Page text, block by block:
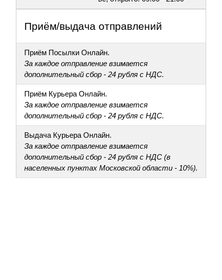
Приём/выдача отправлений
Приём Посылки Онлайн.
За каждое отправление взимается
дополнительный сбор - 24 рубля с НДС.
Приём Курьера Онлайн.
За каждое отправление взимается
дополнительный сбор - 24 рубля с НДС.
Выдача Курьера Онлайн.
За каждое отправление взимается
дополнительный сбор - 24 рубля с НДС (в
населенных пунктах Московской области - 10%).